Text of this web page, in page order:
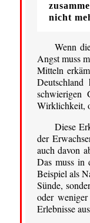
nicht
Wenn
Angst muss
Mitteln
schwierigen
Wirklichkeit,
Diese
der
auch davon
Das muss in
Beispiel als
Sünde,
oder
Erlebnisse